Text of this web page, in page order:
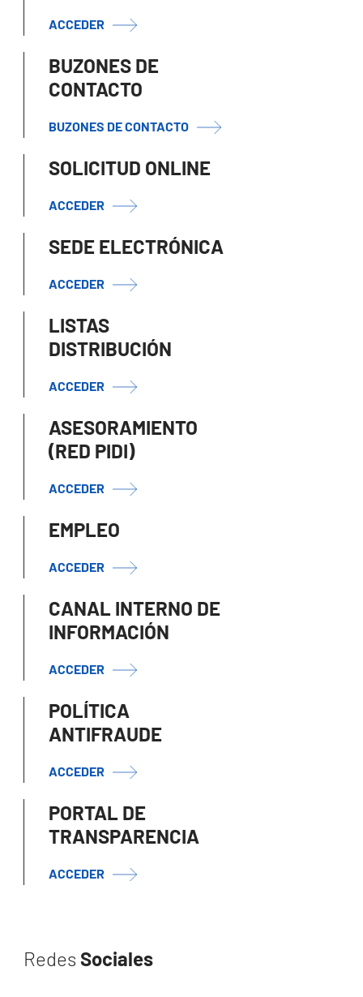
ACCEDER
BUZONES DE
CONTACTO
BUZONES DE CONTACTO
SOLICITUD ONLINE
ACCEDER
SEDE ELECTRÓNICA
ACCEDER
LISTAS
DISTRIBUCIÓN
ACCEDER
ASESORAMIENTO
(RED PIDI)
ACCEDER
EMPLEO
ACCEDER
CANAL INTERNO DE
INFORMACIÓN
ACCEDER
POLÍTICA
ANTIFRAUDE
ACCEDER
PORTAL DE
TRANSPARENCIA
ACCEDER
Redes Sociales